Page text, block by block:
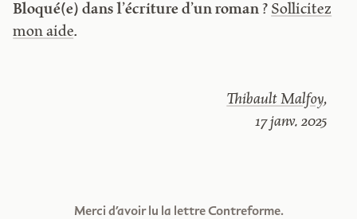
Bloqué(e) dans l’écriture d’un roman ? Sollicitez
mon aide.
Thibault Malfoy,
17 janv. 2025
Merci d’avoir lu la lettre Contreforme.